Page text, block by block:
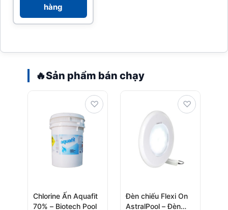
hàng
🔥Sản phẩm bán chạy
Chlorine Ấn Aquafit
70% – Biotech Pool
♡
Đèn chiếu Flexi On
AstralPool – Đèn
♡